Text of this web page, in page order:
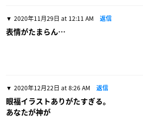
2020年11月29日 at 12:11 AM 返信
表情がたまらん…
2020年12月22日 at 8:26 AM 返信
眼福イラストありがたすぎる。
あなたが神が